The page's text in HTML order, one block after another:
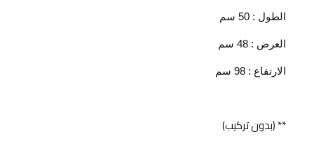
الطول : 50 سم
العرض : 48 سم
الارتفاع : 98 سم
** (بدون تركيب)